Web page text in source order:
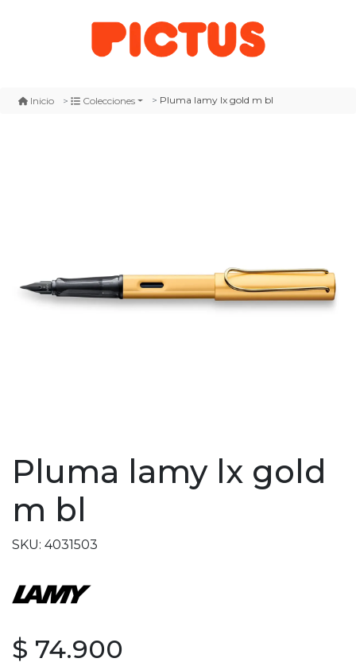
Inicio Colecciones Pluma lamy lx gold m bl
Pluma lamy lx gold
m bl
SKU: 4031503
$ 74.900